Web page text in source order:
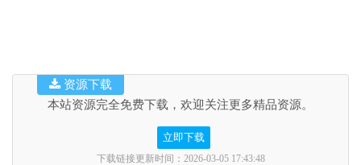
本站资源完全免费下载，欢迎关注更多精品资源。
立即下载
下载链接更新时间：2026-03-05 17:43:48
资源下载